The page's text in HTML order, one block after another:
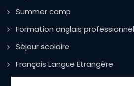
Summer camp
Formation anglais professionnel
Séjour scolaire
Français Langue Etrangère